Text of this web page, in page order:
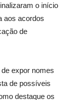
o início
aos acordos
de
expor nomes
de possíveis
destaque os